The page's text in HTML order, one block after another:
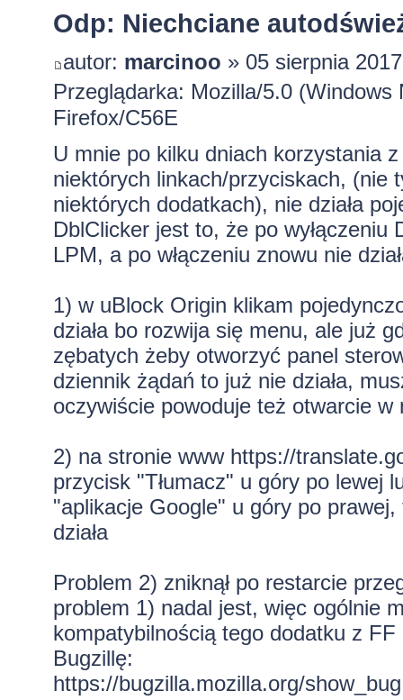
Odp: Niechciane
autor: marcinoo » 05 sierpnia
Przeglądarka: Mozilla/5.0
Firefox/C56E
U mnie po kilku dniach korzystania
niektórych linkach/przyciskach, (nie
niektórych dodatkach), nie działa
DblClicker jest to, że po wyłączeniu
LPM, a po włączeniu znowu nie
1) w uBlock Origin klikam
działa bo rozwija się menu, ale już
zębatych żeby otworzyć panel
dziennik żądań to już nie działa,
oczywiście powoduje też otwarcie
2) na stronie www https://
przycisk "Tłumacz" u góry po lewej
"aplikacje Google" u góry po
działa
Problem 2) zniknął po restarcie
problem 1) nadal jest, więc ogólnie
kompatybilnością tego dodatku z FF
Bugzillę:
https://bugzilla.mozilla.org/